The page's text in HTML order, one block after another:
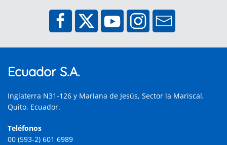
Ecuador S.A.
Inglaterra N31-126 y Mariana de Jesús, Sector la Mariscal,
Quito, Ecuador.
Teléfonos
00 (593-2) 601 6989